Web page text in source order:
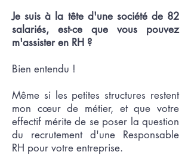
Je suis à la tête d'une société de 82
salariés, est-ce que vous pouvez
m'assister en RH ?
Bien entendu !
Même si les petites structures restent
mon cœur de métier, et que votre
effectif mérite de se poser la question
du recrutement d'une Responsable
RH pour votre entreprise.